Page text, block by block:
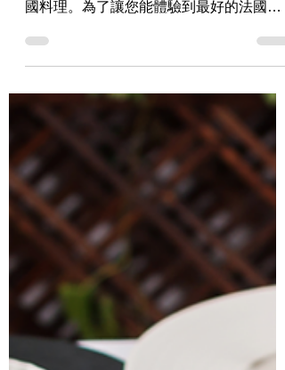
品嚐極致法國菜的最佳
體驗
法國菜，世界三大菜肴之一，充滿著讓人
著迷的魅力。在日本也能享受到這樣的法
國料理。為了讓您能體驗到最好的法國菜
的味道，我們將向您介紹如何選擇和享受
高級法國菜。 如何選擇一家能讓你體驗到
人生最好的法國菜的法式餐廳 在日本，被
稱為“Grande...